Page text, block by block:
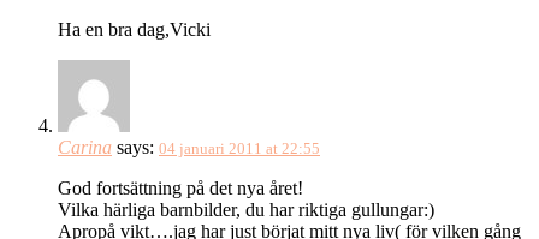
Ha en bra dag,Vicki
Carina says: 04 januari 2011 at 22:55
God fortsättning på det nya året!
Vilka härliga barnbilder, du har riktiga gullungar:)
Apropå vikt….jag har just börjat mitt nya liv( för vilken gång